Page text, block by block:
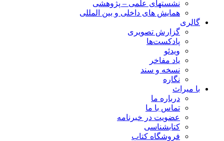
نشستهای علمی – پژوهشی
همایش های داخلی و بین المللی
گالری
گزارش تصویری
پادکست‌ها
ویدئو
یاد مفاخر
نسخه و سند
نگاره
با میراث
درباره ما
تماس با ما
عضویت در خبرنامه
کتابشناسی
فروشگاه کتاب